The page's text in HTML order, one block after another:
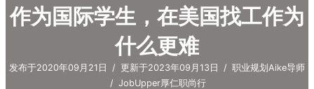
作为国际学生，在美国找工作为
什么更难
发布于2020年09月21日 / 更新于2023年09月13日 / 职业规划Aike导师
/ JobUpper厚仁职尚行